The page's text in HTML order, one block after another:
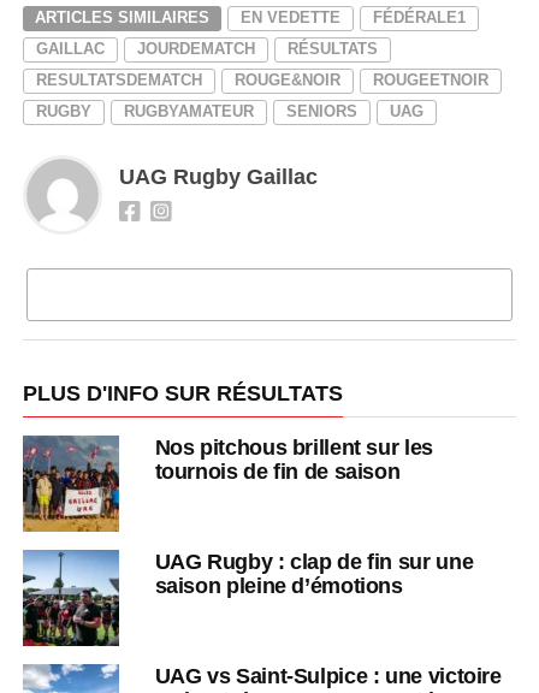
ARTICLES SIMILAIRES EN VEDETTE
FÉDÉRALE1
GAILLAC
JOURDEMATCH
RÉSULTATS
RESULTATSDEMATCH
ROUGE&NOIR
ROUGEETNOIR
RUGBY
RUGBYAMATEUR SENIORS UAG
UAG Rugby Gaillac
PLUS D'INFO SUR RÉSULTATS
Nos pitchous brillent sur les
tournois de fin de saison
UAG Rugby : clap de fin sur une
saison pleine d’émotions
UAG vs Saint-Sulpice : une victoire